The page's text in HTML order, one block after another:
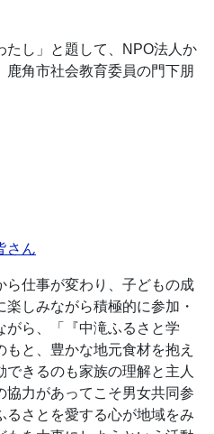
たし」と題して、NPO法人か
角市社会教育委員の門下朋
さん
ら仕事が変わり、子どもの成
しみながら積極的に参加・
がら、「『中滝ふるさと学
と、豊かな地元食材を抱え
きるのも家族の理解と主人
力があってこそ男女共同参
さとを愛する心が地域をみ